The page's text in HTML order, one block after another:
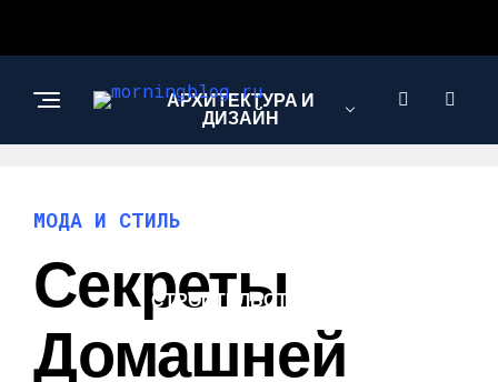
АРХИТЕКТУРА И
ДИЗАЙН
МОДА И СТИЛЬ
СТРОИТЕЛЬСТВО И
МОДА И СТИЛЬ
Секреты
Домашней